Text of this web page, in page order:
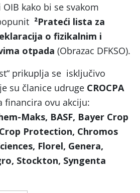
kako bi se svakom
²Prateći lista za
o fizikalnim i
otpada (Obrazac DFKSO).
prikuplja se isključivo
su članice udruge CROCPA
financira ovu akciju:
Maks, BASF, Bayer Crop
Protection, Chromos
Florel, Genera,
Stockton, Syngenta